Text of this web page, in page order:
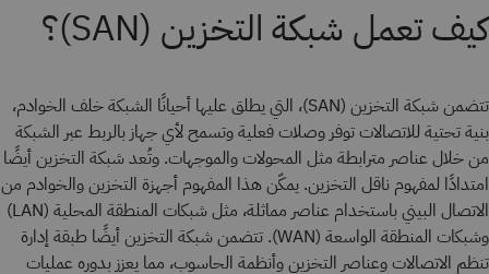
كيف تعمل شبكة التخزين (SAN)؟
تتضمن شبكة التخزين (SAN)، التي يطلق عليها أحيانًا الشبكة خلف الخوادم،
بنية تحتية للاتصالات توفر وصلات فعلية وتسمح لأي جهاز بالربط عبر الشبكة
من خلال عناصر مترابطة مثل المحولات والموجهات. وتُعد شبكة التخزين أيضًا
امتدادًا لمفهوم ناقل التخزين. يمكّن هذا المفهوم أجهزة التخزين والخوادم من
الاتصال البيني باستخدام عناصر مماثلة، مثل شبكات المنطقة المحلية (LAN)
وشبكات المنطقة الواسعة (WAN). تتضمن شبكة التخزين أيضًا طبقة إدارة
تنظم الاتصالات وعناصر التخزين وأنظمة الحاسوب، مما يعزز بدوره عمليات